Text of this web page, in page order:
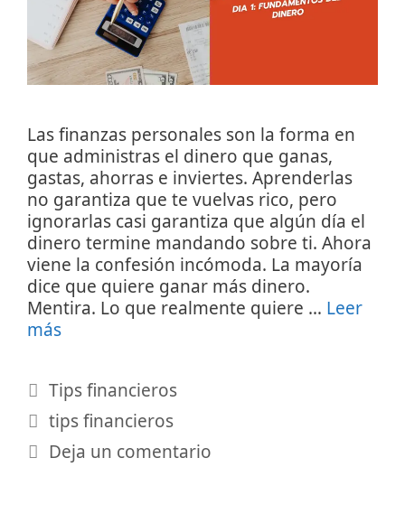
Las finanzas personales son la forma en
que administras el dinero que ganas,
gastas, ahorras e inviertes. Aprenderlas
no garantiza que te vuelvas rico, pero
ignorarlas casi garantiza que algún día el
dinero termine mandando sobre ti. Ahora
viene la confesión incómoda. La mayoría
dice que quiere ganar más dinero.
Mentira. Lo que realmente quiere … Leer
más
Categorías
Tips financieros
Etiquetas
tips financieros
Deja un comentario